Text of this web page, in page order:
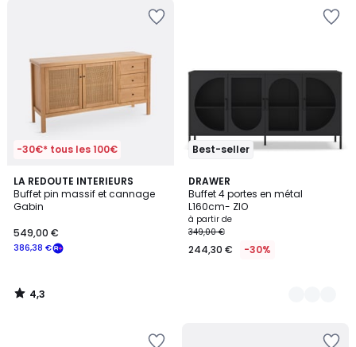
-30€* tous les 100€
LA REDOUTE INTERIEURS
Buffet pin massif et cannage
Gabin
386,38 €
549,00 €
4,3
/ 5
4,3
/
Best-seller
DRAWER
Buffet 4 portes en métal
L160cm- ZIO
à partir de
349,00 €
244,30 € -30%
3
Couleurs